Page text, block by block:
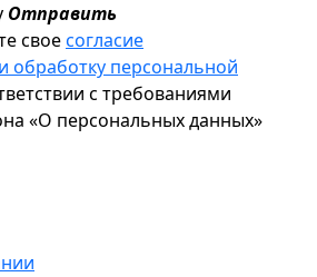
Отправить
своесогласие
обработку персональной
с требованиями
«О персональных данных»